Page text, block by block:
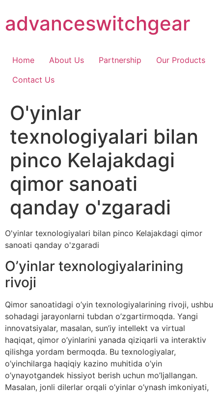
content
advanceswitchgear
Home About Us Partnership
Our Products
Contact Us
O'yinlar
texnologiyalari bilan
pinco Kelajakdagi
qimor sanoati
qanday o'zgaradi
O'yinlar texnologiyalari bilan pinco Kelajakdagi qimor
sanoati qanday o'zgaradi
O’yinlar texnologiyalarining
rivoji
Qimor sanoatidagi o’yin texnologiyalarining rivoji, ushbu
sohadagi jarayonlarni tubdan o’zgartirmoqda. Yangi
innovatsiyalar, masalan, sun’iy intellekt va virtual
haqiqat, qimor o’yinlarini yanada qiziqarli va interaktiv
qilishga yordam bermoqda. Bu texnologiyalar,
o’yinchilarga haqiqiy kazino muhitida o’yin
o’ynayotgandek hissiyot berish uchun mo’ljallangan.
Masalan, jonli dilerlar orqali o’yinlar o’ynash imkoniyati,